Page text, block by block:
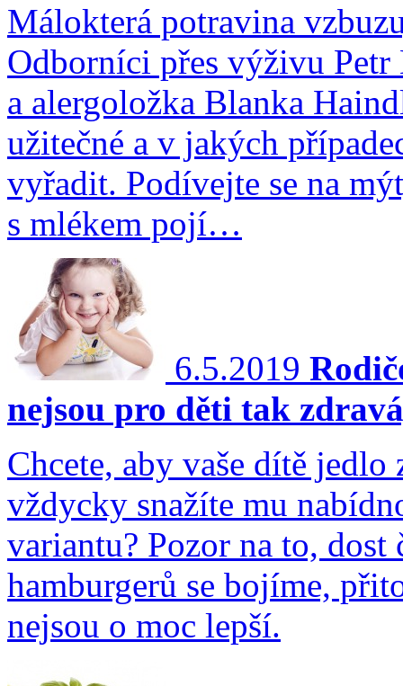
Málokterá potravina
Odborníci přes výživu
a alergoložka Blanka
užitečné a v jakých
vyřadit. Podívejte se na
s mlékem pojí…
6.5.2019
nejsou pro děti tak
Chcete, aby vaše dítě jedlo
vždycky snažíte mu
variantu? Pozor na to,
hamburgerů se bojíme,
nejsou o moc lepší.